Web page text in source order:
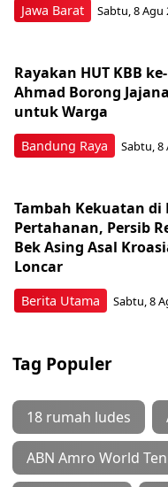
Jawa Barat Sabtu, 8 Agu
Bandung Raya
Rayakan HUT KBB
Ahmad Borong
untuk Warga
Sabtu, 8
Berita Utama
Tambah Kekuatan di
Pertahanan, Persib
Bek Asing Asal
Loncar
Sabtu, 8
Tag Populer
18 rumah ludes
ABN Amro World